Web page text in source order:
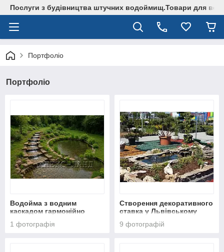
Послуги з будівництва штучних водоймищ.Товари для
Портфоліо
Портфоліо
Водойма з водним
каскадом гармонійно
ландшафт, 2024р.
1 фотографія
Cтворення декоративного
ставка у Львівському
9 фотографій